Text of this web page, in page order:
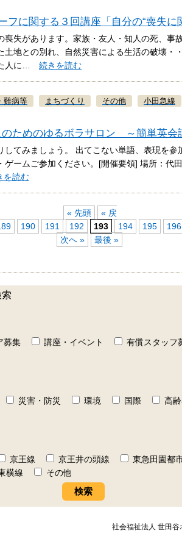
フに関する３回講座「自分の“喪失に
失があります。家族・友人・知人の死、事
土地との別れ、自然災害による生活の破壊・
た人に… 続きを読む
難病等 まちづくり その他 小田急線
のためのゆるボラサロン ～簡単英会
してみましょう。 出てこない単語、表現を参
ゲームご参加ください。[開催要領] 場所：代
を読む
« 先頭
« 戻
190 191 192 193 194 195 196
次へ »
最後 »
募集 講座・イベント
有償スタッフ
災害・防災 環境 国際 高
京王線 京王井の頭線 東急田園都
横線 その他
社会福祉法人 世田